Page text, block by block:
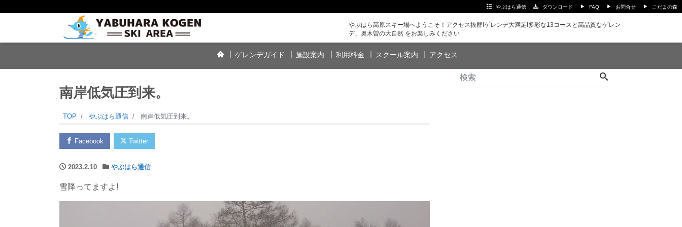
やぶはら通信 ダウンロード FAQ お問合せ こだまの森
やぶはら高原スキー場へようこそ！アクセス抜群!ゲレンデ大満足!多彩な13コースと高品質なゲレン
デ、奥木曽の大自然 をお楽しみください
ゲレンデガイド 施設案内 利用料金 スクール案内 アクセス
南岸低気圧到来。
TOP やぶはら通信 南岸低気圧到来。
Facebook Twitter
2023.2.10 やぶはら通信
雪降ってますよ!